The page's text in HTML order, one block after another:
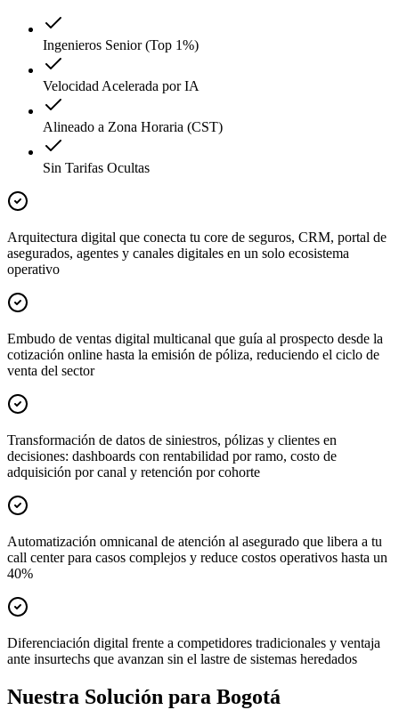
Ingenieros Senior (Top 1%)
Velocidad Acelerada por IA
Alineado a Zona Horaria (CST)
Sin Tarifas Ocultas
Arquitectura digital que conecta tu core de seguros, CRM, portal de
asegurados, agentes y canales digitales en un solo ecosistema
operativo
Embudo de ventas digital multicanal que guía al prospecto desde la
cotización online hasta la emisión de póliza, reduciendo el ciclo de
venta del sector
Transformación de datos de siniestros, pólizas y clientes en
decisiones: dashboards con rentabilidad por ramo, costo de
adquisición por canal y retención por cohorte
Automatización omnicanal de atención al asegurado que libera a tu
call center para casos complejos y reduce costos operativos hasta un
40%
Diferenciación digital frente a competidores tradicionales y ventaja
ante insurtechs que avanzan sin el lastre de sistemas heredados
Nuestra Solución para Bogotá